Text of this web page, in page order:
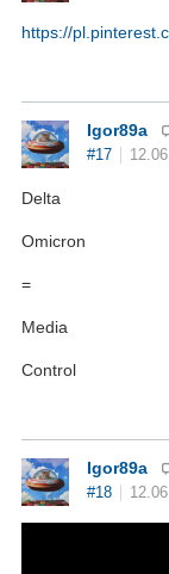
https://
Igor89a
#17
Delta
Omicron
=
Media
Control
Igor89a
#18